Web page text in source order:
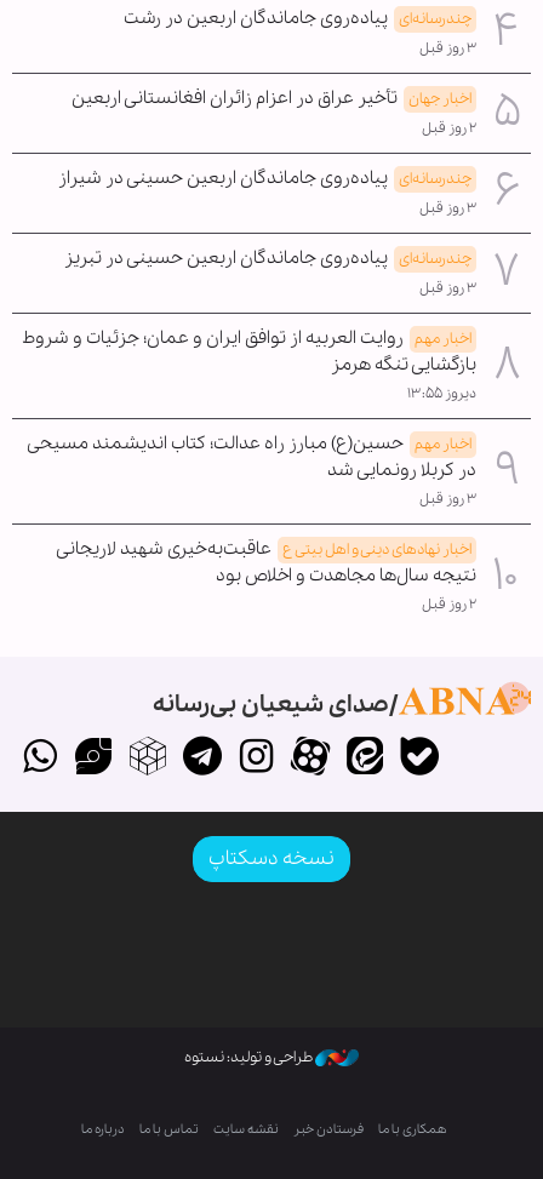
چندرسانه‌ای پیاده‌روی جاماندگان اربعین در رشت
۳ روز قبل
اخبار جهان تأخیر عراق در اعزام زائران افغانستانی اربعین
۲ روز قبل
چندرسانه‌ای پیاده‌روی جاماندگان اربعین حسینی در شیراز
۳ روز قبل
چندرسانه‌ای پیاده‌روی جاماندگان اربعین حسینی در تبریز
۳ روز قبل
اخبار مهم روایت العربیه از توافق ایران و عمان؛ جزئیات و شروط
بازگشایی تنگه هرمز
دیروز ۱۳:۵۵
اخبار مهم حسین(ع) مبارز راه عدالت؛ کتاب اندیشمند مسیحی
در کربلا رونمایی شد
۳ روز قبل
اخبار نهادهای دینی و اهل بیتی ع عاقبت‌به‌خیری شهید لاریجانی
نتیجه سال‌ها مجاهدت و اخلاص بود
۲ روز قبل
صدای شیعیان بی‌رسانه
نسخه دسکتاپ
طراحی و تولید: نستوه
همکاری با ما فرستادن خبر نقشه سایت تماس با ما درباره ما